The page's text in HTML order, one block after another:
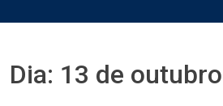
Dia: 13 de